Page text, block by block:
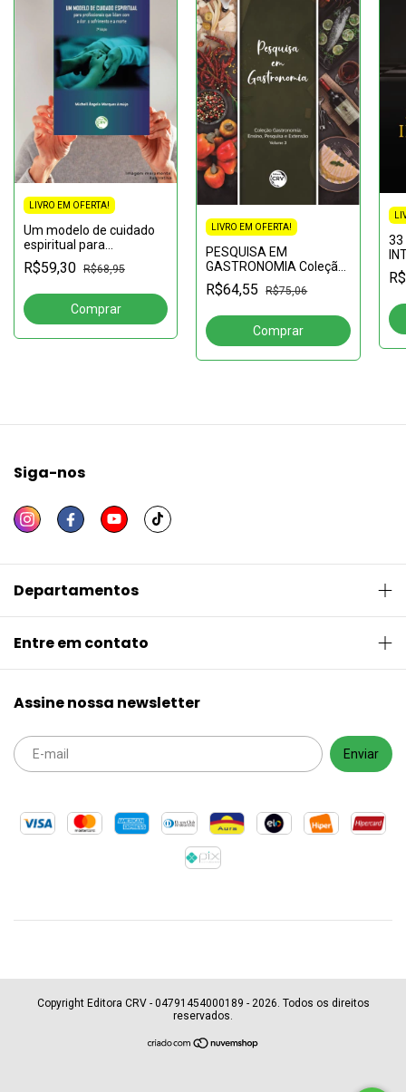
LIVRO EM OFERTA!
Um modelo de cuidado
espiritual para
profissionais que lidam
com a dor, o sofrimento
R$59,30 R$68,95
LIVRO EM OFERTA!
PESQUISA EM
GASTRONOMIA Coleção
Gastronomia:Ensino,
Pesquisa e Extensão
R$64,55 R$75,06
33
Siga-nos
Departamentos
Entre em contato
Assine nossa newsletter
Copyright Editora CRV - 04791454000189 - 2026. Todos os direitos
reservados.